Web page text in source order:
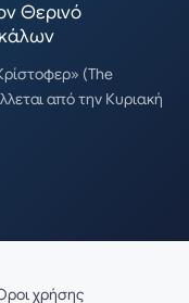
Θερινό
(The
από την Κυριακή
χρήσης